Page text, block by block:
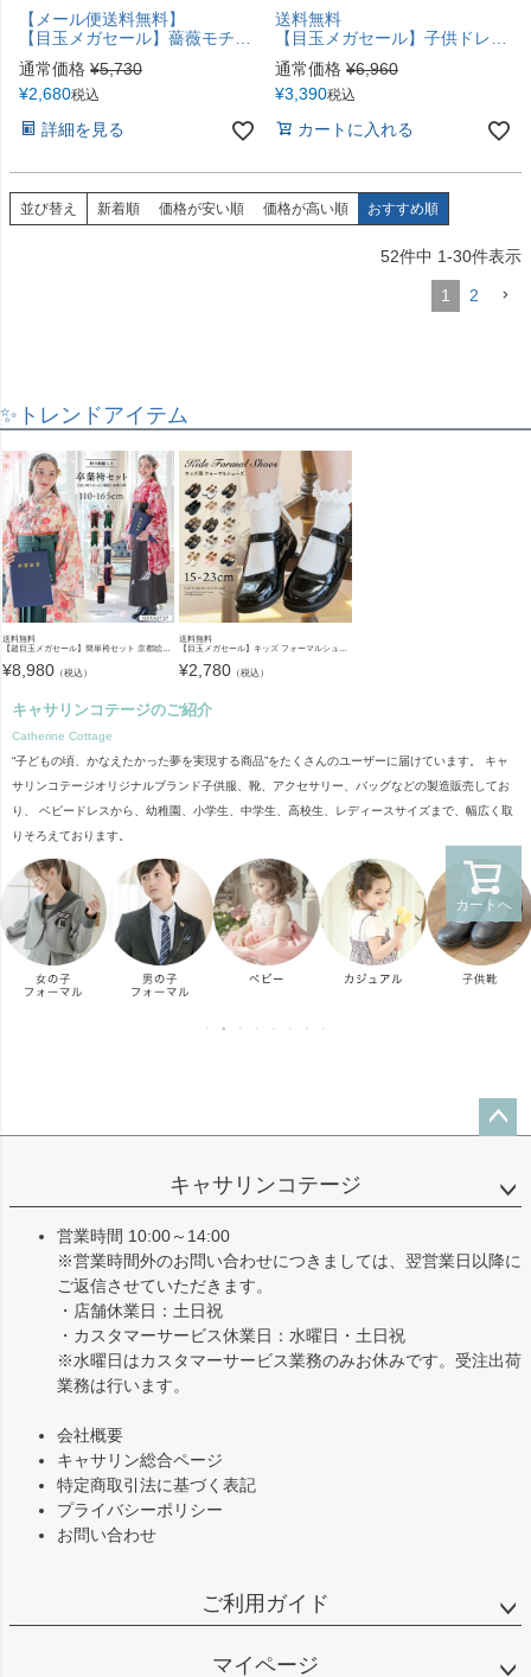
カートへ
【メール便送料無料】
【目玉メガセール】薔薇モチーフが華やか！ ローズパーティーベビードレス YUP12≪メール便優先商品≫
通常価格 ¥5,730
¥2,680税込
詳細を見る
送料無料
【目玉メガセール】子供ドレス 刺繍パールドレスワンピース シックドレスTAK
通常価格 ¥6,960
¥3,390税込
カートに入れる
並び替え 新着順 価格が安い順 価格が高い順 おすすめ順
52件中 1-30件表示
1 2
✨トレンドアイテム
送料無料
【超目玉メガセール】簡単袴セット 京都絵師描き下ろし新柄 2025年3月卒業 着付け かんたん袴 袴セット 小学校 卒業式 卒園式 女の子 袴 保育園 年長袴 簡単着付け 刺繍入り 和装 着物 七五三 [
¥8,980 （税込）
送料無料
【目玉メガセール】キッズ フォーマルシューズ 子供靴 フォーマルシューズ 女の子 ワンストラップ かかとクッション入りで靴擦れしにくい キッズ 入学式 卒業式 TAK ドレスシューズ
¥2,780 （税込）
キャサリンコテージのご紹介
Catherine Cottage
“子どもの頃、かなえたかった夢を実現する商品”をたくさんのユーザーに届けています。 キャ
サリンコテージオリジナルブランド子供服、靴、アクセサリー、バッグなどの製造販売してお
り、 ベビードレスから、幼稚園、小学生、中学生、高校生、レディースサイズまで、幅広く取
りそろえております。
ップ
キャサリンコテージ
営業時間 10:00～14:00
※営業時間外のお問い合わせにつきましては、翌営業日以降に
ご返信させていただきます。
・店舗休業日：土日祝
・カスタマーサービス休業日：水曜日・土日祝
※水曜日はカスタマーサービス業務のみお休みです。受注出荷
業務は行います。
会社概要
キャサリン総合ページ
特定商取引法に基づく表記
プライバシーポリシー
お問い合わせ
ご利用ガイド
マイページ